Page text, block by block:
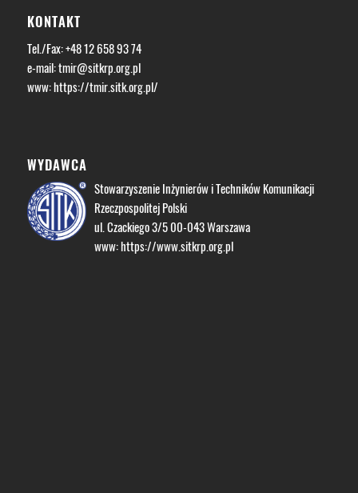
KONTAKT
Tel./Fax: +48 12 658 93 74
e-mail:tmir@sitkrp.org.pl
www:https://tmir.sitk.org.pl/
WYDAWCA
Stowarzyszenie Inżynierów i Techników Komunikacji
Rzeczpospolitej Polski
ul. Czackiego 3/5 00-043 Warszawa
www:https://www.sitkrp.org.pl